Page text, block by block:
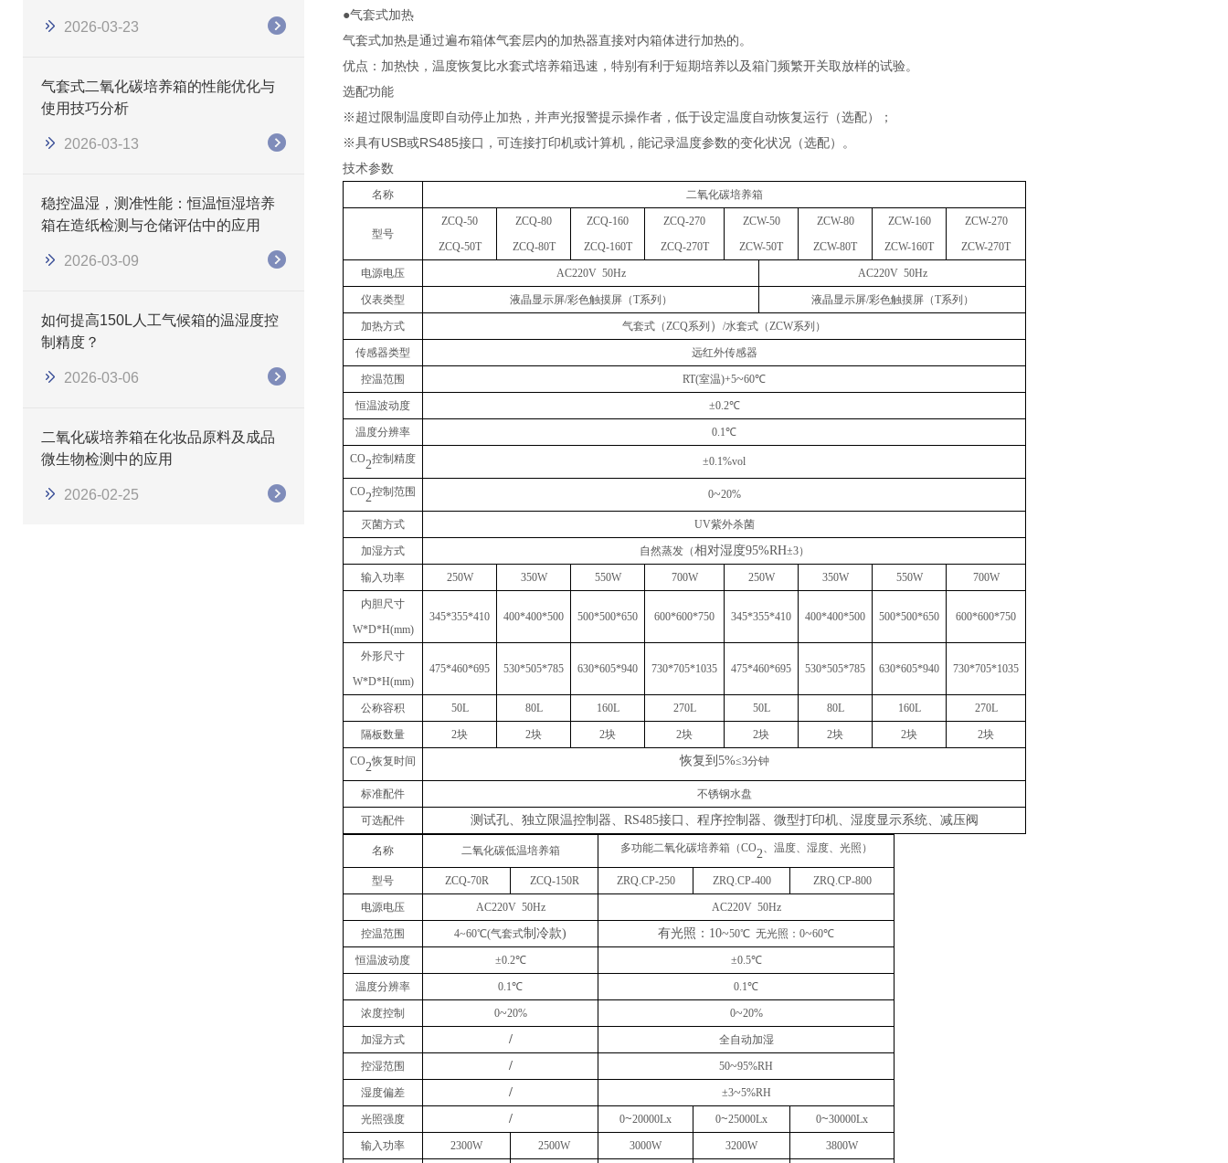
2026-03-23
气套式二氧化碳培养箱的性能优化与
使用技巧分析
2026-03-13
稳控温湿，测准性能：恒温恒湿培养
箱在造纸检测与仓储评估中的应用
2026-03-09
如何提高150L人工气候箱的温湿度控
制精度？
2026-03-06
二氧化碳培养箱在化妆品原料及成品
微生物检测中的应用
2026-02-25
●气套式加热
气套式加热是通过遍布箱体气套层内的加热器直接对内箱体进行加热的。
优点：加热快，温度恢复比水套式培养箱迅速，特别有利于短期培养以及箱门频繁开关取放样的试验。
选配功能
※超过限制温度即自动停止加热，并声光报警提示操作者，低于设定温度自动恢复运行（选配）；
※具有USB或RS485接口，可连接打印机或计算机，能记录温度参数的变化状况（选配）。
技术参数
名称 二氧化碳培养箱
型号
ZCQ-50
ZCQ-50T
ZCQ-80
ZCQ-80T
ZCQ-160
ZCQ-160T
ZCQ-270
ZCQ-270T
ZCW-50
ZCW-50T
ZCW-80
ZCW-80T
ZCW-160
ZCW-160T
ZCW-270
ZCW-270T
电源电压 AC220V 50Hz AC220V 50Hz
仪表类型 液晶显示屏/彩色触摸屏（T系列） 液晶显示屏/彩色触摸屏（T系列）
加热方式 气套式 （ZCQ系列 ） /水套式 （ZCW系列 ）
传感器类型 远红外传感器
控温范围 RT(室温)+5~60℃
恒温波动度 ±0.2℃
温度分辨率 0.1℃
CO2控制精度 ±0.1%vol
CO2控制范围 0~20%
灭菌方式 UV紫外杀菌
加湿方式 自然蒸发（相对湿度95%RH±3）
输入功率 250W 350W 550W 700W 250W 350W 550W 700W
内胆尺寸
W*D*H(mm)
345*355*410 400*400*500 500*500*650 600*600*750 345*355*410 400*400*500 500*500*650 600*600*750
外形尺寸
W*D*H(mm)
475*460*695 530*505*785 630*605*940 730*705*1035 475*460*695 530*505*785 630*605*940 730*705*1035
公称容积 50L 80L 160L 270L 50L 80L 160L 270L
隔板数量 2块 2块 2块 2块 2块 2块 2块 2块
CO2恢复时间 恢复到 5%≤3分钟
标准配件 不锈钢水盘
可选配件 测试孔、独立限温控制器、 RS485接口、程序控制器、微型打印机、湿度显示系统、减压阀
名称 二氧化碳低温培养箱 多功能二氧化碳培养箱（CO2、 温度、湿度、光照）
型号 ZCQ-70R ZCQ-150R ZRQ.CP-250 ZRQ.CP-400 ZRQ.CP-800
电源电压 AC220V 50Hz AC220V 50Hz
控温范围 4~60℃(气套式制冷款) 有光照： 10~50℃ 无光照：0~60℃
恒温波动度 ±0.2℃ ±0.5℃
温度分辨率 0.1℃ 0.1℃
浓度控制 0~20% 0~20%
加湿方式 / 全自动加湿
控湿范围 / 50~95%RH
湿度偏差 / ±3~5%RH
光照强度 / 0~20000Lx 0~25000Lx 0~30000Lx
输入功率 2300W 2500W 3000W 3200W 3800W